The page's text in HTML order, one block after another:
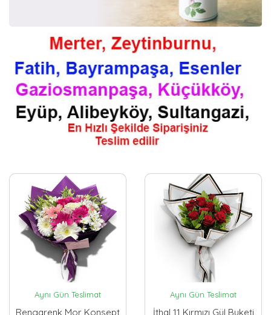
Aynı Gün Teslimat
Rengarenk Mor Konsept
Aynı Gün Teslimat
İthal 11 Kırmızı Gül Buketi